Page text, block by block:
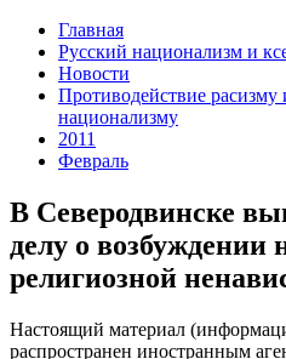
Главная
Русский национализм и
Новости
Противодействие расизму
национализму
2011
Февраль
В Северодвинске
делу о возбуждении
религиозной
Настоящий материал
распространен иностранным